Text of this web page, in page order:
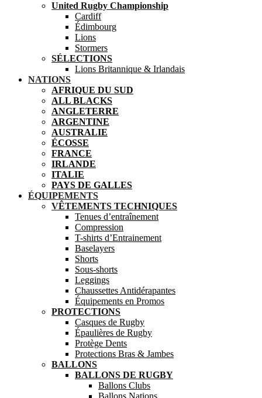
United Rugby Championship
Cardiff
Édimbourg
Lions
Stormers
SÉLECTIONS
Lions Britannique & Irlandais
NATIONS
AFRIQUE DU SUD
ALL BLACKS
ANGLETERRE
ARGENTINE
AUSTRALIE
ÉCOSSE
FRANCE
IRLANDE
ITALIE
PAYS DE GALLES
ÉQUIPEMENTS
VÊTEMENTS TECHNIQUES
Tenues d’entraînement
Compression
T-shirts d’Entrainement
Baselayers
Shorts
Sous-shorts
Leggings
Chaussettes Antidérapantes
Équipements en Promos
PROTECTIONS
Casques de Rugby
Épaulières de Rugby
Protège Dents
Protections Bras & Jambes
BALLONS
BALLONS DE RUGBY
Ballons Clubs
Ballons Nations